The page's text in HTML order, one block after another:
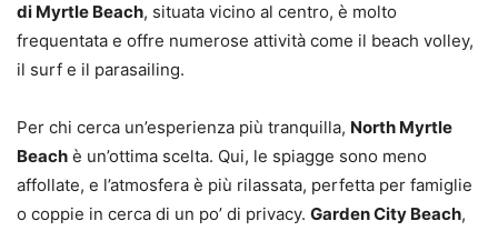
di Myrtle Beach, situata vicino al centro, è molto
frequentata e offre numerose attività come il beach volley,
il surf e il parasailing.
Per chi cerca un’esperienza più tranquilla, North Myrtle
Beach è un’ottima scelta. Qui, le spiagge sono meno
affollate, e l’atmosfera è più rilassata, perfetta per famiglie
o coppie in cerca di un po’ di privacy. Garden City Beach,